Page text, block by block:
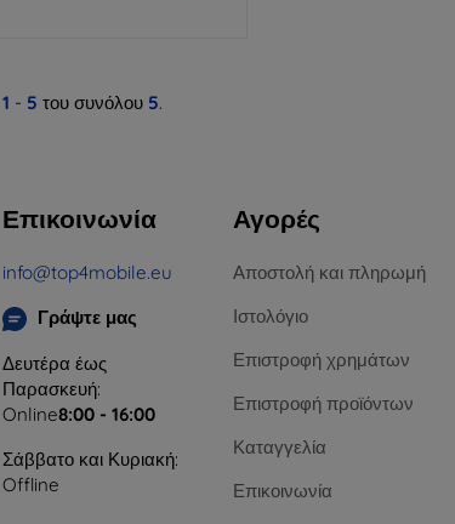
1 - 5 του συνόλου 5.
Επικοινωνία
info@top4mobile.eu
Γράψτε μας
Δευτέρα έως
Παρασκευή:
Online8:00 - 16:00
Σάββατο και Κυριακή:
Offline
Αγορές
Αποστολή και πληρωμή
Ιστολόγιο
Επιστροφή χρημάτων
Επιστροφή προϊόντων
Καταγγελία
Επικοινωνία